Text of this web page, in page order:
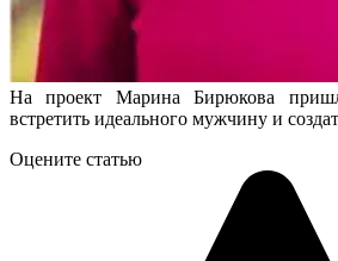
На проект Марина Бирюкова
встретить идеального мужчину и
Оцените статью